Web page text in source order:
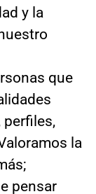
y la
que
perfiles,
la
pensar